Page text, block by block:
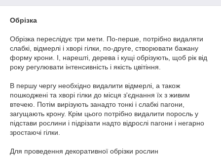
Обрізка
Обрізка переслідує три мети. По-перше, потрібно видаляти
слабкі, відмерлі і хворі гілки, по-друге, створювати бажану
форму крони. І, нарешті, дерева і кущі обрізують, щоб рік від
року регулювати інтенсивність і якість цвітіння.
В першу чергу необхідно видалити відмерлі, а також
пошкоджені та хворі гілки до місця з'єднання їх з живим
втечею. Потім вирізують занадто тонкі і слабкі пагони,
загущають крону. Крім цього потрібно видалити поросль у
підстави рослини і підрізати надто відрослі пагони і негарно
зростаючі гілки.
Для проведення декоративної обрізки рослин